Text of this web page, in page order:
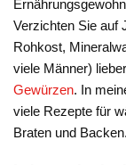
Verzichten Sie auf
Rohkost,
viele Männer)
Gewürzen. In
viele Rezepte für
Braten und Backen.